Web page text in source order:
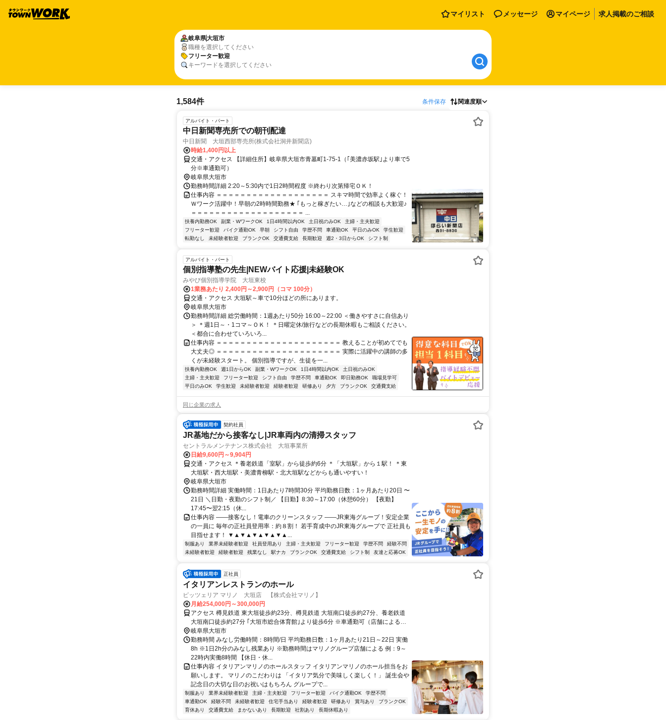
マイリスト メッセージ マイページ 求人掲載のご相談
岐阜県大垣市
職種を選択してください
フリーター歓迎
キーワードを選択してください
1,584件 条件保存 関連度順
アルバイト・パート
中日新聞専売所での朝刊配達
中日新聞 大垣西部専売所(株式会社洞井新聞店)
時給1,400円以上
交通・アクセス 【詳細住所】岐阜県大垣市青墓町1-75-1（｢美濃赤坂駅｣より車で5
分※車通勤可）
岐阜県大垣市
勤務時間詳細 2:20～5:30内で1日2時間程度 ※終わり次第帰宅ＯＫ！
仕事内容 ＝＝＝＝＝＝＝＝＝＝＝＝＝＝＝＝＝＝＝ スキマ時間で効率よく稼ぐ！
Ｗワーク活躍中！早朝の2時時間勤務★ ｢もっと稼ぎたい…｣などの相談も大歓迎♪
＝＝＝＝＝＝＝＝＝＝＝＝＝＝＝＝＝＝＝ ...
扶養内勤務OK 副業・WワークOK 1日4時間以内OK 土日祝のみOK
主婦・主夫歓迎
フリーター歓迎
バイク通勤OK 早朝 シフト自由 学歴不問 車通勤OK 平日のみOK
学生歓迎
転勤なし
未経験者歓迎 ブランクOK 交通費支給 長期歓迎 週2・3日からOK シフト制
アルバイト・パート
個別指導塾の先生|NEWバイト応援|未経験OK
みやび個別指導学院 大垣東校
1業務あたり 2,400円～2,900円（コマ 100分）
交通・アクセス 大垣駅～車で10分ほどの所にあります。
岐阜県大垣市
勤務時間詳細 総労働時間：1週あたり50分 16:00～22:00 ＜働きやすさに自信あり
＞ ＊週1日～・1コマ～ＯＫ！ ＊日曜定休/旅行などの長期休暇もご相談ください。
＜都合に合わせていろいろ...
仕事内容 ＝＝＝＝＝＝＝＝＝＝＝＝＝＝＝＝＝＝＝＝＝ 教えることが初めてでも
大丈夫◎ ＝＝＝＝＝＝＝＝＝＝＝＝＝＝＝＝＝＝＝＝＝ 実際に活躍中の講師の多
くが未経験スタート。 個別指導ですが、生徒を一...
扶養内勤務OK 週1日からOK 副業・WワークOK 1日4時間以内OK
土日祝のみOK
主婦・主夫歓迎
フリーター歓迎 シフト自由 学歴不問 車通勤OK 即日勤務OK
職場見学可
平日のみOK
学生歓迎 未経験者歓迎 経験者歓迎 研修あり 夕方 ブランクOK 交通費支給
同じ企業の求人
契約社員
JR基地だから接客なし|JR車両内の清掃スタッフ
セントラルメンテナンス株式会社 大垣事業所
日給9,600円～9,904円
交通・アクセス ＊養老鉄道「室駅」から徒歩約6分 ＊「大垣駅」から１駅！ ＊東
大垣駅・西大垣駅・美濃青柳駅・北大垣駅などからも通いやすい！
岐阜県大垣市
勤務時間詳細 実働時間：1日あたり7時間30分 平均勤務日数：1ヶ月あたり20日 〜
21日 ＼日勤・夜勤のシフト制／ 【日勤】8:30～17:00（休憩60分） 【夜勤】
17:45〜翌2:15（休...
仕事内容 ――接客なし！電車のクリーンスタッフ ――JR東海グループ！安定企業
の一員に 毎年の正社員登用率：約８割！ 若手育成中のJR東海グループで 正社員も
目指せます！ ▼▲▼▲▼▲▼▲▼▲...
制服あり 業界未経験者歓迎 社員登用あり 主婦・主夫歓迎 フリーター歓迎 学歴不問
経験不問
未経験者歓迎
経験者歓迎 残業なし 駅ナカ ブランクOK 交通費支給 シフト制 友達と応募OK
正社員
イタリアンレストランのホール
ピッツェリア マリノ 大垣店 【株式会社マリノ】
月給254,000円～300,000円
アクセス 樽見鉄道 東大垣徒歩約23分、樽見鉄道 大垣南口徒歩約27分、養老鉄道
大垣南口徒歩約27分 ｢大垣市総合体育館｣より徒歩6分 ※車通勤可（店舗による）
【受動喫煙防止措置】敷地内禁煙 （喫煙所/勤務地により異なる）
岐阜県大垣市
勤務時間 みなし労働時間：8時間/日 平均勤務日数：1ヶ月あたり21日～22日 実働
8h ※1日2h分のみなし残業あり ※勤務時間はマリノグループ店舗による 例：9～
22時内実働8時間 【休日・休...
仕事内容 イタリアンマリノのホールスタッフ イタリアンマリノのホール担当をお
願いします。 マリノのこだわりは 「イタリア気分で美味しく楽しく！」 誕生会や
記念日の大切な日のお祝いはもちろん グループで...
制服あり 業界未経験者歓迎 主婦・主夫歓迎 フリーター歓迎 バイク通勤OK
学歴不問
車通勤OK
経験不問 未経験者歓迎 住宅手当あり 経験者歓迎 研修あり 賞与あり
ブランクOK
育休あり
交通費支給 まかないあり 長期歓迎 社割あり 長期休暇あり